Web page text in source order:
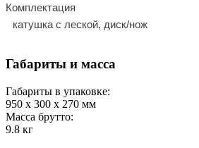
Комплектация
катушка с леской, диск/нож
Габариты и масса
Габариты в упаковке:
950 x 300 x 270 мм
Масса брутто:
9.8 кг